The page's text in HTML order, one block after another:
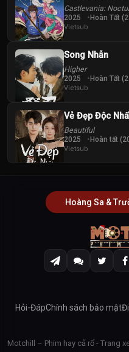
Castlevania:
2025 Hoàn Tất
Vietsub
Song Nhẫn
Higher
2025 Hoàn Tất
Vietsub
Vẻ Đẹp Độc
Beautiful
2025 Hoàn tất
Vietsub
Hoàng Sa &
Hỏi-ĐápChính sách bảo mật
Motchill – Phim hay cả rổ - Trang